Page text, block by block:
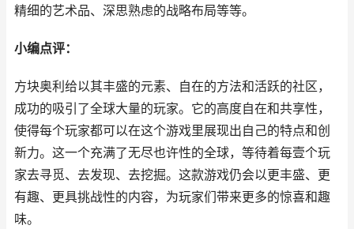
精细的艺术品、深思熟虑的战略布局等等。
小编点评：
方块奥利给以其丰盛的元素、自在的方法和活跃的社区，
成功的吸引了全球大量的玩家。它的高度自在和共享性，
使得每个玩家都可以在这个游戏里展现出自己的特点和创
新力。这一个充满了无尽也许性的全球，等待着每壹个玩
家去寻觅、去发现、去挖掘。这款游戏仍会以更丰盛、更
有趣、更具挑战性的内容，为玩家们带来更多的惊喜和趣
味。